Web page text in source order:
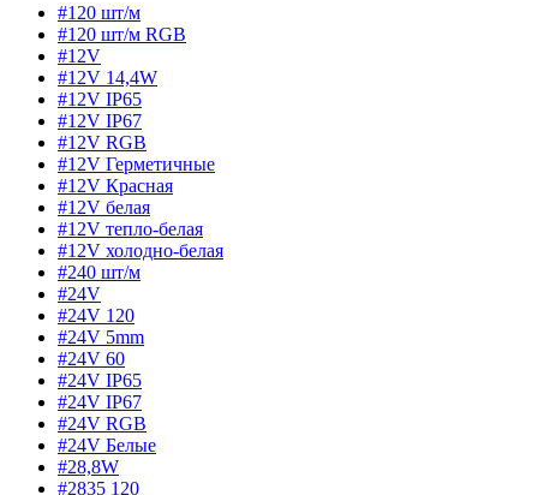
#120 шт/м
#120 шт/м RGB
#12V
#12V 14,4W
#12V IP65
#12V IP67
#12V RGB
#12V Герметичные
#12V Красная
#12V белая
#12V тепло-белая
#12V холодно-белая
#240 шт/м
#24V
#24V 120
#24V 5mm
#24V 60
#24V IP65
#24V IP67
#24V RGB
#24V Белые
#28,8W
#2835 120